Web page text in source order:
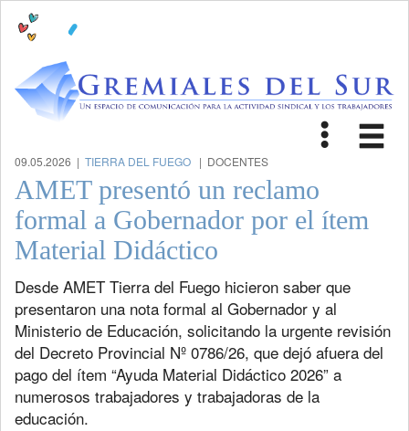
Toggle
09.05.2026 | TIERRA DEL FUEGO | DOCENTES
AMET presentó un reclamo
formal a Gobernador por el ítem
Material Didáctico
Desde AMET Tierra del Fuego hicieron saber que
presentaron una nota formal al Gobernador y al
Ministerio de Educación, solicitando la urgente revisión
del Decreto Provincial Nº 0786/26, que dejó afuera del
pago del ítem “Ayuda Material Didáctico 2026” a
numerosos trabajadores y trabajadoras de la
educación.